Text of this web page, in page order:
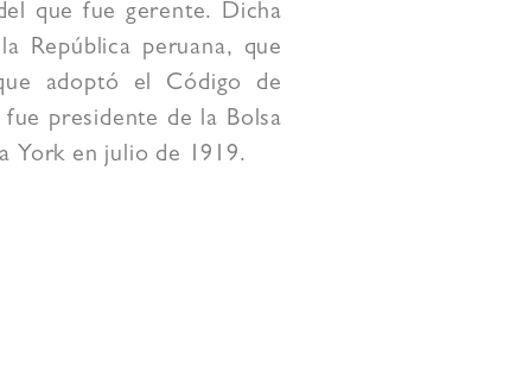
que fue gerente. Dicha
República peruana, que
adoptó el Código de
presidente de la Bolsa
York en julio de 1919.